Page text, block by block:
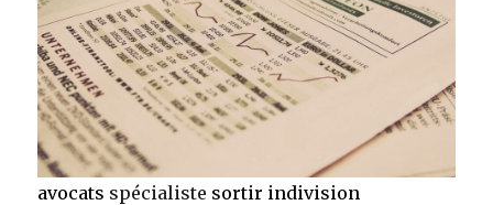
avocats spécialiste sortir indivision